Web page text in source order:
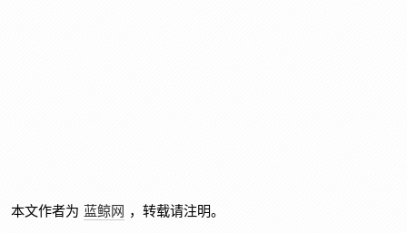
本文作者为 蓝鲸网 ，转载请注明。